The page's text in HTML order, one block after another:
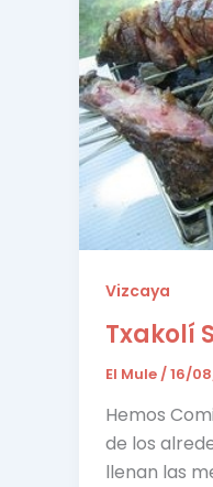
Vizcaya
Txakolí
El Mule/16/
Hemos
de los
llenan las